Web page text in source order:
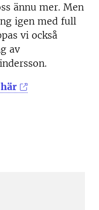
ännu mer. Men
igen med full
vi också
av